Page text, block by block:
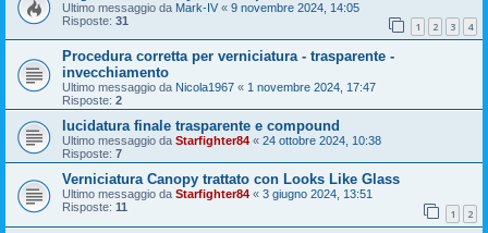
Ultimo messaggio da Mark-IV « 9 novembre 2024, 14:05
Risposte: 31 1 2 3 4
Procedura corretta per verniciatura - trasparente -
invecchiamento
Ultimo messaggio da Nicola1967 « 1 novembre 2024, 17:47
Risposte: 2
lucidatura finale trasparente e compound
Ultimo messaggio da Starfighter84 « 24 ottobre 2024, 10:38
Risposte: 7
Verniciatura Canopy trattato con Looks Like Glass
Ultimo messaggio da Starfighter84 « 3 giugno 2024, 13:51
Risposte: 11 1 2